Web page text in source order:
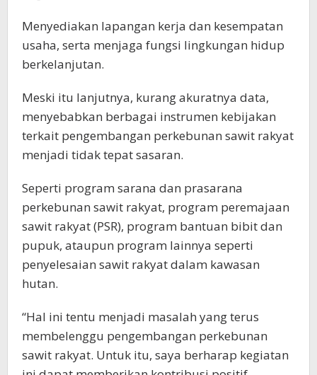
Menyediakan lapangan kerja dan kesempatan
usaha, serta menjaga fungsi lingkungan hidup
berkelanjutan.
Meski itu lanjutnya, kurang akuratnya data,
menyebabkan berbagai instrumen kebijakan
terkait pengembangan perkebunan sawit rakyat
menjadi tidak tepat sasaran.
Seperti program sarana dan prasarana
perkebunan sawit rakyat, program peremajaan
sawit rakyat (PSR), program bantuan bibit dan
pupuk, ataupun program lainnya seperti
penyelesaian sawit rakyat dalam kawasan
hutan.
“Hal ini tentu menjadi masalah yang terus
membelenggu pengembangan perkebunan
sawit rakyat. Untuk itu, saya berharap kegiatan